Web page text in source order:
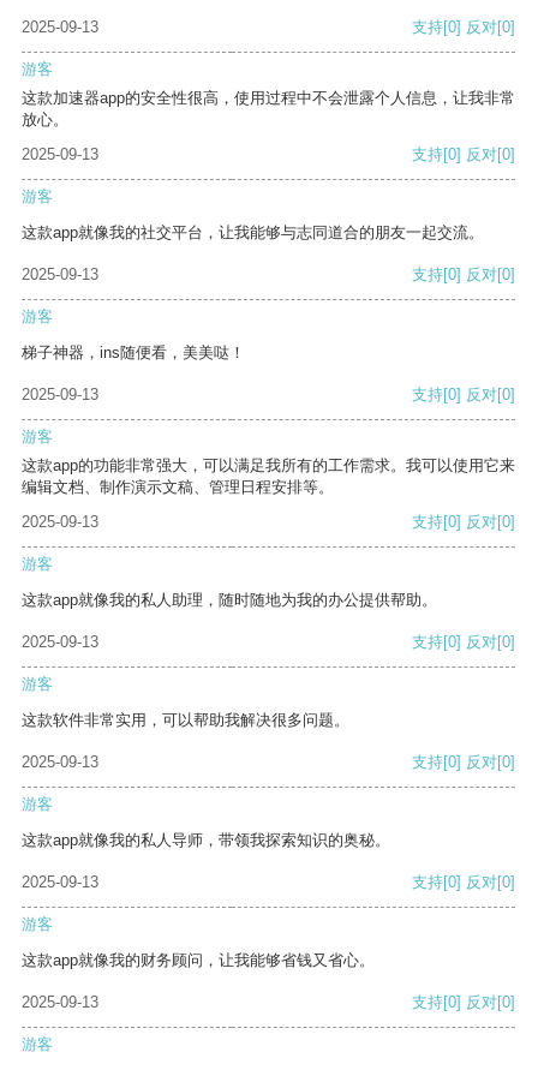
2025-09-13 支持[0] 反对[0]
游客
这款加速器app的安全性很高，使用过程中不会泄露个人信息，让我非常
放心。
2025-09-13
支持[0] 反对[0]
游客
这款app就像我的社交平台，让我能够与志同道合的朋友一起交流。
2025-09-13 支持[0] 反对[0]
游客
梯子神器，ins随便看，美美哒！
2025-09-13 支持[0] 反对[0]
游客
这款app的功能非常强大，可以满足我所有的工作需求。我可以使用它来
编辑文档、制作演示文稿、管理日程安排等。
2025-09-13
支持[0] 反对[0]
游客
这款app就像我的私人助理，随时随地为我的办公提供帮助。
2025-09-13 支持[0] 反对[0]
游客
这款软件非常实用，可以帮助我解决很多问题。
2025-09-13 支持[0] 反对[0]
游客
这款app就像我的私人导师，带领我探索知识的奥秘。
2025-09-13 支持[0] 反对[0]
游客
这款app就像我的财务顾问，让我能够省钱又省心。
2025-09-13 支持[0] 反对[0]
游客